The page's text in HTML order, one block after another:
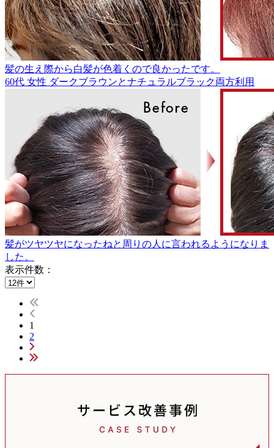
髪の生え際から白髪が色着くので良かったです。
60代 女性 ダークブラウンとナチュラルブラック両方利用
髪がツヤツヤになったねと周りの人に言われるようになりま
した。
表示件数：
1
2